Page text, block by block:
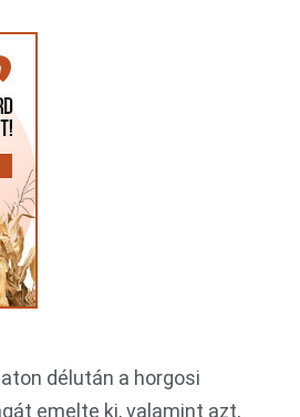
délután a horgosi
emelte ki, valamint azt,